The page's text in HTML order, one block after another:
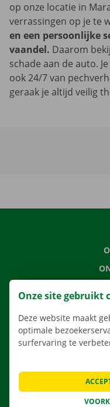
op onze locatie in
verrassingen op je te
en een persoonlijke
vaandel. Daarom
schade aan de auto.
ook 24/7 van
geraak je altijd veilig
Onze site gebruikt
Deze website maakt
optimale
surfervaring te